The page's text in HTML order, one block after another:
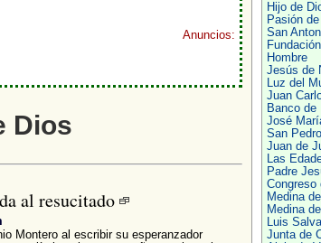
Anuncios:
Dios
al resucitado
Montero al escribir su esperanzador
Hijo de
Pasión
San
Hombre
Jesús de
Luz del
Juan
Banco de
José
San
Juan de
Las
Padre
Congreso
Medina
Medina
Luis
Junta de